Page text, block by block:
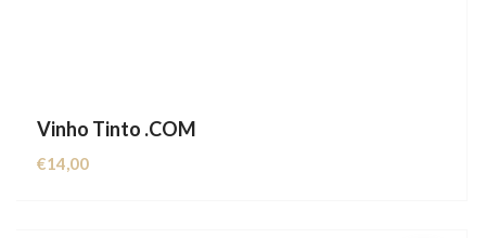
Vinho Tinto .COM
€14,00